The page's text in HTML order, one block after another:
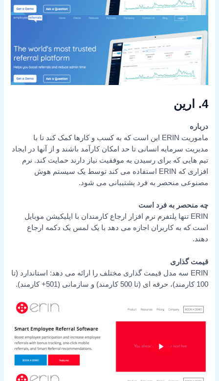
4. ارین
درباره
ماموریت ERIN این است که به کسب و کارها کمک کند تا با
مدیریت سرمایه انسانی تا حد امکان کارآمد باشند و از آنها در ایجاد
تیم هایی که برای رسیدن به موفقیت نیاز دارند حمایت کند. نرم
افزاری که ERIN استفاده می کند توسط یک سیستم هوش
مصنوعی منحصر به فرد پشتیبانی می شود.
چه منحصر به فرد است
ERIN تنها پلتفرم نرم افزار ارجاع کارمندان با اپلیکیشن موبایل
است که به کاربران اجازه می دهد با یک لمس یک دکمه ارجاع
دهند.
قیمت گذاری
ERIN سه مدل قیمت گذاری مختلف را ارائه می دهد: استاندارد (تا
100 کارمند)، حرفه ای (تا 500 کارمند) و سازمانی (501+ کارمند).